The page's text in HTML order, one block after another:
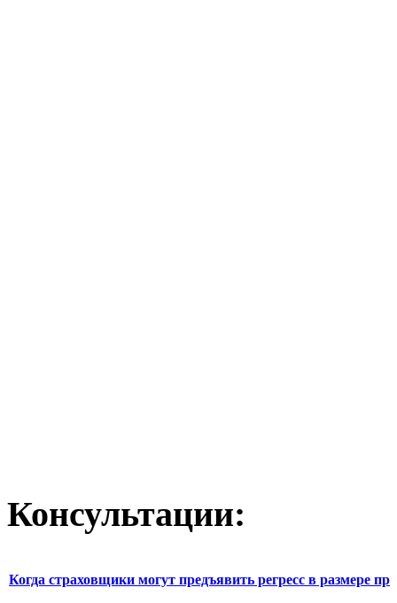
Консультации:
Когда страховщики могут предъявить регресс в размере пр